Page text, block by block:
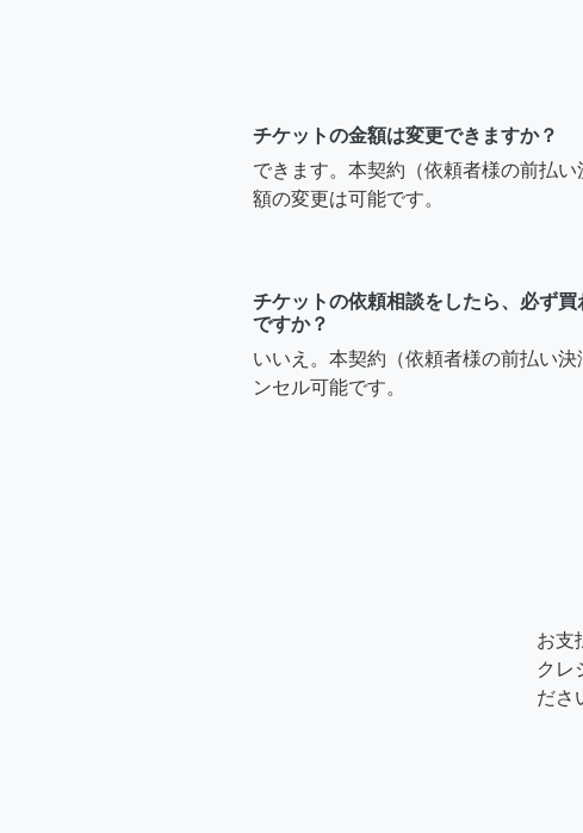
チケットの金額は変更できますか？
できます。本契約（依頼者様の前払
額の変更は可能です。
チケットの依頼相談をしたら、必ず
ですか？
いいえ。本契約（依頼者様の前払い
ンセル可能です。
お支
クレ
ださ